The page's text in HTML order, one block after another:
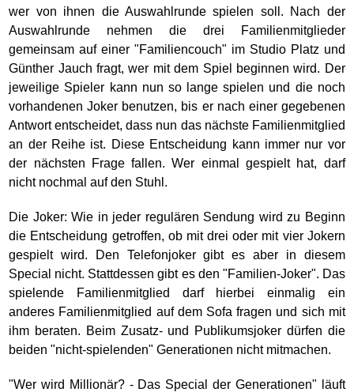
wer von ihnen die Auswahlrunde spielen soll. Nach der
Auswahlrunde nehmen die drei Familienmitglieder
gemeinsam auf einer "Familiencouch" im Studio Platz und
Günther Jauch fragt, wer mit dem Spiel beginnen wird. Der
jeweilige Spieler kann nun so lange spielen und die noch
vorhandenen Joker benutzen, bis er nach einer gegebenen
Antwort entscheidet, dass nun das nächste Familienmitglied
an der Reihe ist. Diese Entscheidung kann immer nur vor
der nächsten Frage fallen. Wer einmal gespielt hat, darf
nicht nochmal auf den Stuhl.
Die Joker: Wie in jeder regulären Sendung wird zu Beginn
die Entscheidung getroffen, ob mit drei oder mit vier Jokern
gespielt wird. Den Telefonjoker gibt es aber in diesem
Special nicht. Stattdessen gibt es den "Familien-Joker". Das
spielende Familienmitglied darf hierbei einmalig ein
anderes Familienmitglied auf dem Sofa fragen und sich mit
ihm beraten. Beim Zusatz- und Publikumsjoker dürfen die
beiden "nicht-spielenden" Generationen nicht mitmachen.
"Wer wird Millionär? - Das Special der Generationen" läuft